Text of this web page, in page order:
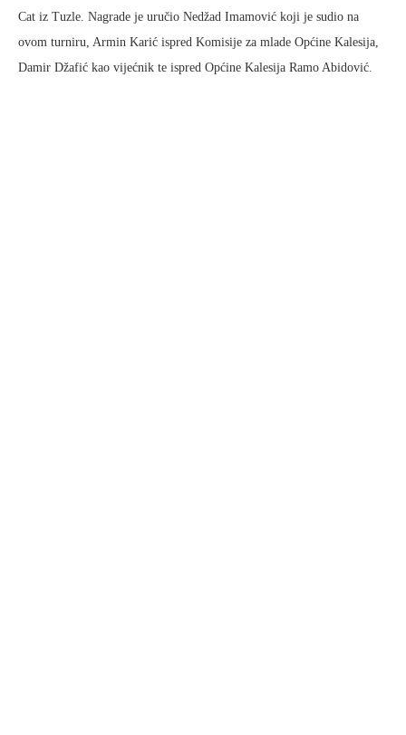
Cat iz Tuzle. Nagrade je uručio Nedžad Imamović koji je sudio na
ovom turniru, Armin Karić ispred Komisije za mlade Općine Kalesija,
Damir Džafić kao vijećnik te ispred Općine Kalesija Ramo Abidović.